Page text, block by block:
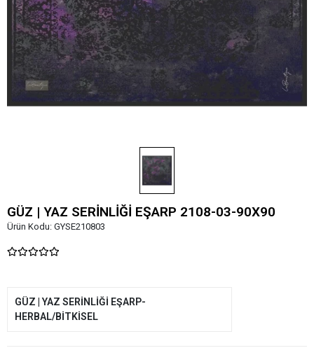
GÜZ | YAZ SERİNLİĞİ EŞARP 2108-03-90X90
Ürün Kodu: GYSE210803
GÜZ | YAZ SERİNLİĞİ EŞARP-
HERBAL/BİTKİSEL